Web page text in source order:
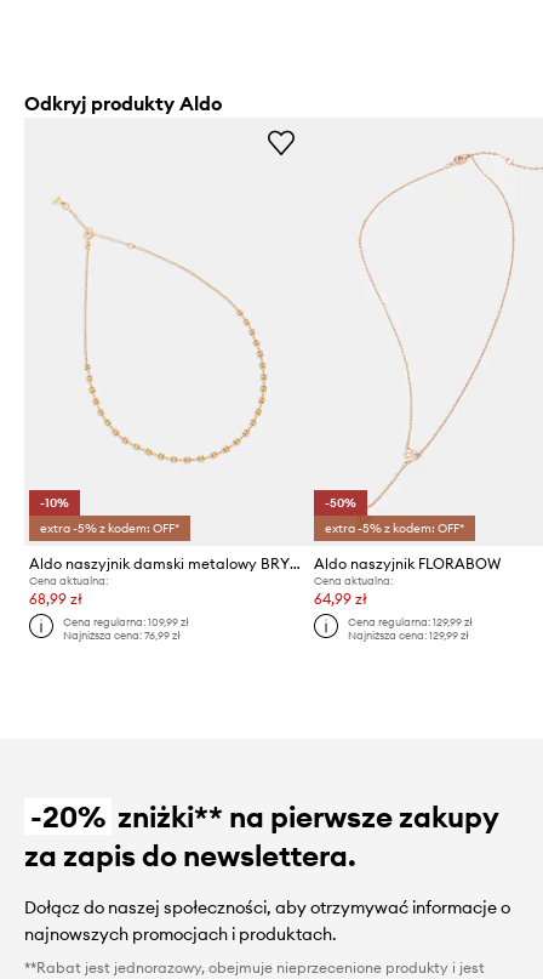
Odkryj produkty Aldo
-10%
extra -5% z kodem: OFF*
Aldo naszyjnik damski metalowy BRYELLA
Cena aktualna:
68,99 zł
Cena regularna:109,99 zł
Najniższa cena:76,99 zł
-50%
extra -5% z kodem: OFF*
Aldo naszyjnik FLORABOW
Cena aktualna:
64,99 zł
Cena regularna: 129,99 zł
Najniższa cena: 129,99 zł
-20% zniżki** na pierwsze zakupy
za zapis do newslettera.
Dołącz do naszej społeczności, aby otrzymywać informacje o
najnowszych promocjach i produktach.
**Rabat jest jednorazowy, obejmuje nieprzecenione produkty i jest